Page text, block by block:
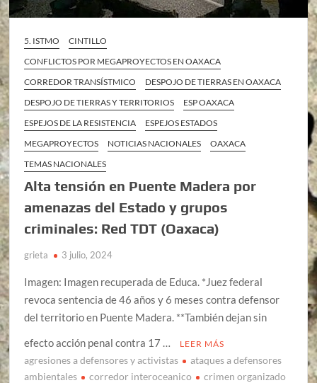
5. ISTMO
CINTILLO
CONFLICTOS POR MEGAPROYECTOS EN OAXACA
CORREDOR TRANSÍSTMICO
DESPOJO DE TIERRAS EN OAXACA
DESPOJO DE TIERRAS Y TERRITORIOS
ESP OAXACA
ESPEJOS DE LA RESISTENCIA
ESPEJOS ESTADOS
MEGAPROYECTOS
NOTICIAS NACIONALES
OAXACA
TEMAS NACIONALES
Alta tensión en Puente Madera por
amenazas del Estado y grupos
criminales: Red TDT (Oaxaca)
grieta 3 julio, 2024
Imagen: Imagen recuperada de Educa. *Juez federal
revoca sentencia de 46 años y 6 meses contra defensor
del territorio en Puente Madera. **También dejan sin
efecto acción penal contra 17 …
LEER MÁS
agresiones a defensores y activistas
ataques a defensores
ambientales
corredor interoceanico
crimen organizado